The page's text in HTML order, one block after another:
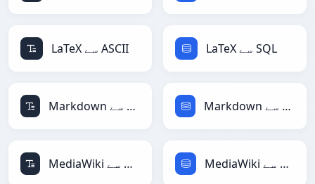
LaTeX سے ASCII LaTeX سے SQL
Markdown سے ASCII Markdown سے SQL
MediaWiki سے ASCII MediaWiki سے SQL